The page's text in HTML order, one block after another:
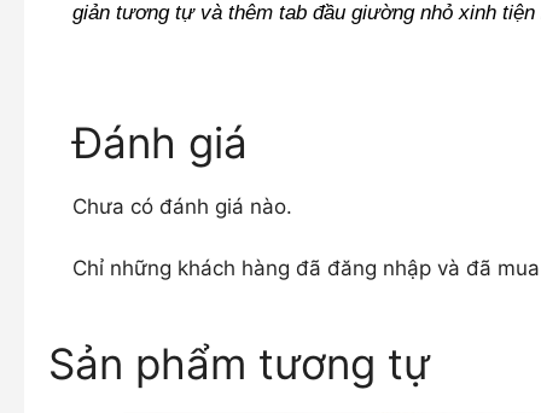
giản tương tự và thêm tab đầu giường nhỏ xinh
Đánh giá
Chưa có đánh giá nào.
Chỉ những khách hàng đã đăng nhập và đã
Sản phẩm tương tự